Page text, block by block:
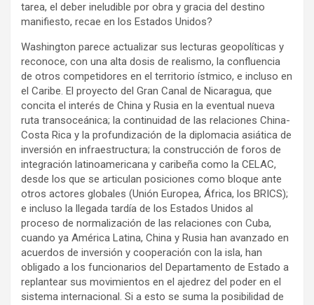
tarea, el deber ineludible por obra y gracia del destino
manifiesto, recae en los Estados Unidos?
Washington parece actualizar sus lecturas geopolíticas y
reconoce, con una alta dosis de realismo, la confluencia
de otros competidores en el territorio ístmico, e incluso en
el Caribe. El proyecto del Gran Canal de Nicaragua, que
concita el interés de China y Rusia en la eventual nueva
ruta transoceánica; la continuidad de las relaciones China-
Costa Rica y la profundización de la diplomacia asiática de
inversión en infraestructura; la construcción de foros de
integración latinoamericana y caribeña como la CELAC,
desde los que se articulan posiciones como bloque ante
otros actores globales (Unión Europea, África, los BRICS);
e incluso la llegada tardía de los Estados Unidos al
proceso de normalización de las relaciones con Cuba,
cuando ya América Latina, China y Rusia han avanzado en
acuerdos de inversión y cooperación con la isla, han
obligado a los funcionarios del Departamento de Estado a
replantear sus movimientos en el ajedrez del poder en el
sistema internacional. Si a esto se suma la posibilidad de